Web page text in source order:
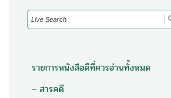
Search
for:
รายการหนังสือดีที่ควรอ่านทั้งหมด
– สารคดี